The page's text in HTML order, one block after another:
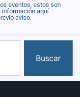
eventos, estos son
información aquí
aviso.
Buscar